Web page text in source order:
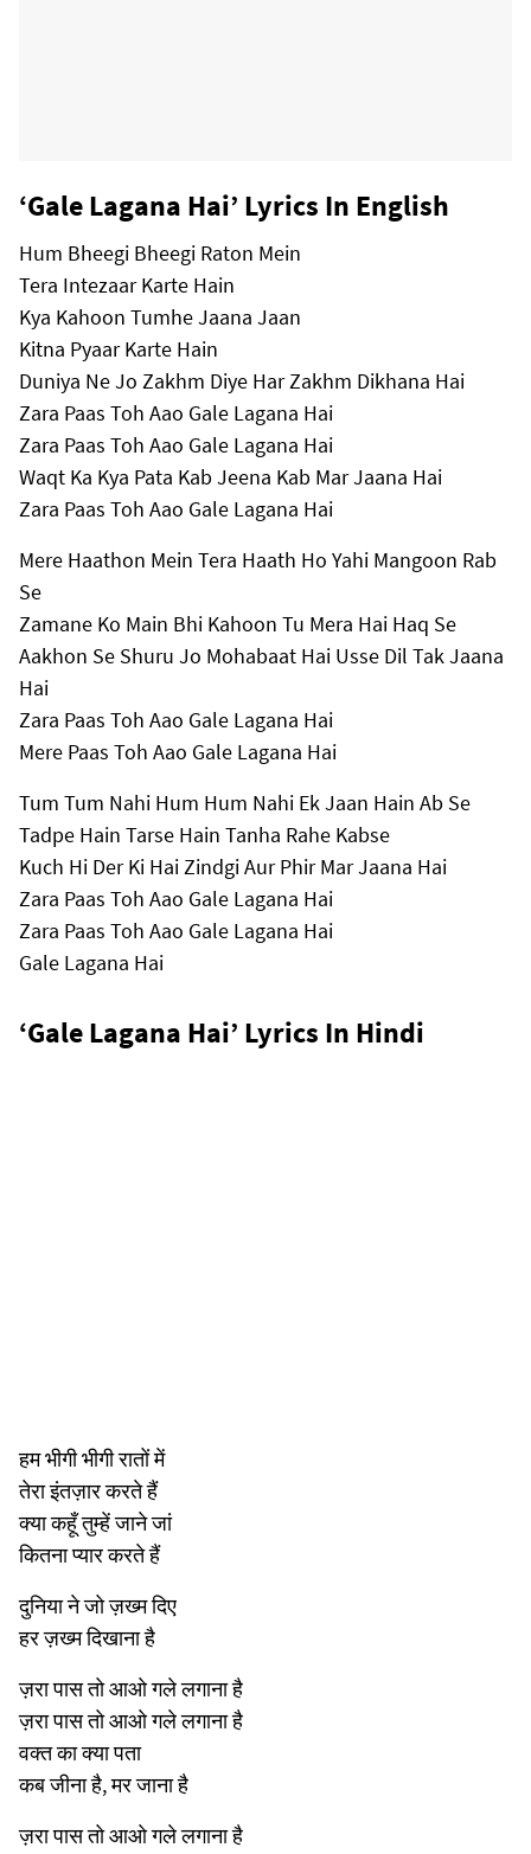
‘Gale Lagana Hai’ Lyrics In English
Hum Bheegi Bheegi Raton Mein
Tera Intezaar Karte Hain
Kya Kahoon Tumhe Jaana Jaan
Kitna Pyaar Karte Hain
Duniya Ne Jo Zakhm Diye Har Zakhm Dikhana Hai
Zara Paas Toh Aao Gale Lagana Hai
Zara Paas Toh Aao Gale Lagana Hai
Waqt Ka Kya Pata Kab Jeena Kab Mar Jaana Hai
Zara Paas Toh Aao Gale Lagana Hai
Mere Haathon Mein Tera Haath Ho Yahi Mangoon Rab
Se
Zamane Ko Main Bhi Kahoon Tu Mera Hai Haq Se
Aakhon Se Shuru Jo Mohabaat Hai Usse Dil Tak Jaana
Hai
Zara Paas Toh Aao Gale Lagana Hai
Mere Paas Toh Aao Gale Lagana Hai
Tum Tum Nahi Hum Hum Nahi Ek Jaan Hain Ab Se
Tadpe Hain Tarse Hain Tanha Rahe Kabse
Kuch Hi Der Ki Hai Zindgi Aur Phir Mar Jaana Hai
Zara Paas Toh Aao Gale Lagana Hai
Zara Paas Toh Aao Gale Lagana Hai
Gale Lagana Hai
‘Gale Lagana Hai’ Lyrics In Hindi
हम भीगी भीगी रातों में
तेरा इंतज़ार करते हैं
क्या कहूँ तुम्हें जाने जां
कितना प्यार करते हैं
दुनिया ने जो ज़ख्म दिए
हर ज़ख्म दिखाना है
ज़रा पास तो आओ गले लगाना है
ज़रा पास तो आओ गले लगाना है
वक्त का क्या पता
कब जीना है, मर जाना है
ज़रा पास तो आओ गले लगाना है